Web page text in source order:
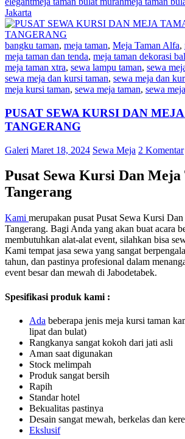
Jakarta
bangku taman, meja taman, Meja Taman Alfa,
meja taman dan tenda, meja taman dekorasi
meja taman xtra, sewa lampu taman, sewa
sewa meja dan kursi taman, sewa meja dan
meja kursi taman, sewa meja taman, sewa
PUSAT SEWA KURSI DAN
TANGERANG
Galeri Maret 18, 2024 Sewa Meja 2 Komentar
Pusat Sewa Kursi Dan Meja
Tangerang
Kami merupakan pusat Pusat Sewa Kursi
Tangerang. Bagi Anda yang akan buat acara
membutuhkan alat-alat event, silahkan bisa
Kami tempat jasa sewa yang sangat
tahun, dan pastinya profesional dalam
event besar dan mewah di Jabodetabek.
Spesifikasi produk kami :
Ada beberapa jenis meja kursi taman
lipat dan bulat)
Rangkanya sangat kokoh dari jati asli
Aman saat digunakan
Stock melimpah
Produk sangat bersih
Rapih
Standar hotel
Bekualitas pastinya
Desain sangat mewah, berkelas dan
Ekslusif